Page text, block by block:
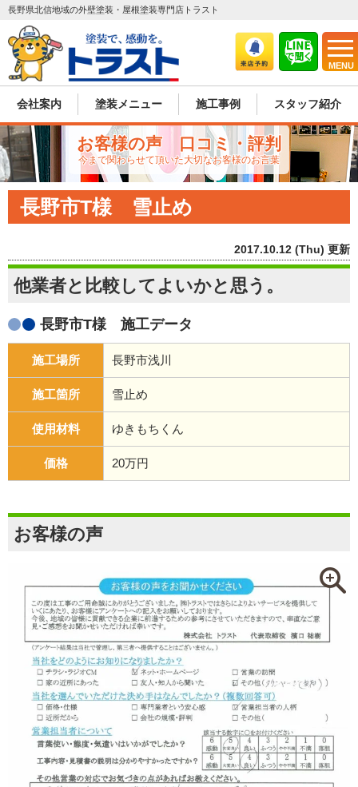
MENU
長野県北信地域の外壁塗装・屋根塗装専門店トラスト
会社案内 塗装メニュー 施工事例 スタッフ紹介
お客様の声 口コミ・評判
今まで関わらせて頂いた大切なお客様のお言葉
長野市T様 雪止め
2017.10.12 (Thu) 更新
他業者と比較してよいかと思う。
長野市T様 施工データ
施工場所 長野市浅川
施工箇所 雪止め
使用材料 ゆきもちくん
価格 20万円
お客様の声